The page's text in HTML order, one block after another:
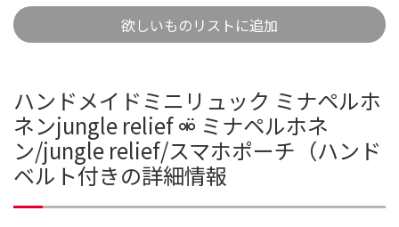
欲しいものリストに追加
ハンドメイドミニリュック ミナペルホ
ネンjungle relief ⚮̈ ミナペルホネ
ン/jungle relief/スマホポーチ（ハンド
ベルト付きの詳細情報